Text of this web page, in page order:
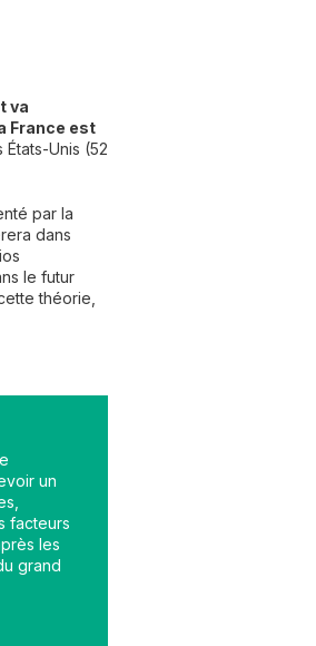
va
France est
Unis (52
par la
dans
le futur
théorie,
un
facteurs
les
grand